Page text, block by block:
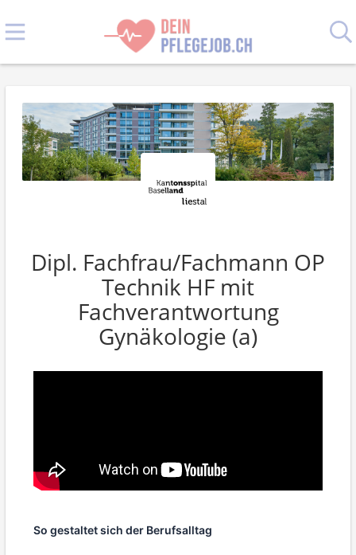
Dipl. Fachfrau/Fachmann OP
Technik HF mit
Fachverantwortung
Gynäkologie (a)
So gestaltet sich der Berufsalltag